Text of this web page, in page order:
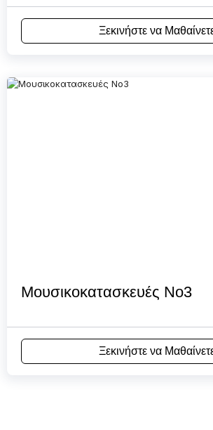
Ξεκινήστε να
Μουσικοκατασκευές Νο3
Ξεκινήστε να